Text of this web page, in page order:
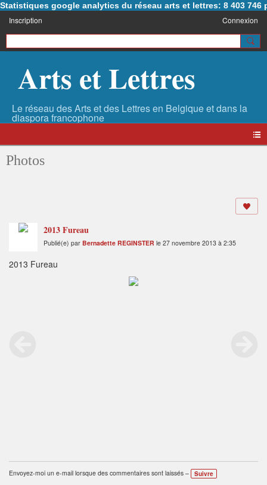
Statistiques google analytics du réseau arts et lettres: 8 403 746
Inscription Connexion
Arts et Lettres
Photos
2013 Fureau
Publié(e) par Bernadette REGINSTER le 27 novembre 2013 à 2:35
2013 Fureau
Envoyez-moi un e-mail lorsque des commentaires sont laissés – Suivre